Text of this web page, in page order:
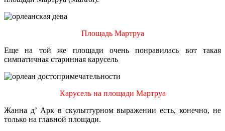
Площадь Мартруа
Еще на той же площади очень понравилась вот такая
симпатичная старинная карусель
Карусель на площади Мартруа
Жанна д’ Арк в скульптурном выражении есть, конечно, не
только на главной площади.